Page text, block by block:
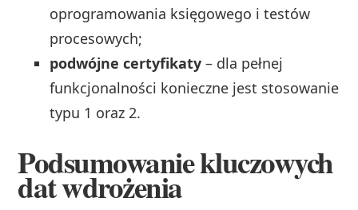
oprogramowania księgowego i testów
procesowych;
podwójne certyfikaty – dla pełnej
funkcjonalności konieczne jest stosowanie
typu 1 oraz 2.
Podsumowanie kluczowych
dat wdrożenia